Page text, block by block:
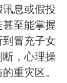
息或假投
至能掌握
冒充子女
，心理操
重灾区。